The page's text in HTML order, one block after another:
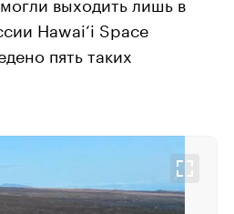
Hawai‘i Space
пять таких